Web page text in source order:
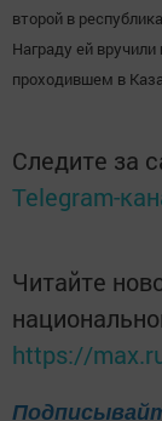
второй в
Награду ей
проходившем в
Следите за
Telegram-
Читайте
https://